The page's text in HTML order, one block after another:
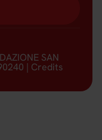
SAN
| Credits